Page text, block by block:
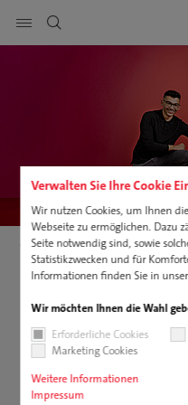
Verwalten Sie Ihre Cookie
Wir nutzen Cookies, um Ihnen
Webseite zu ermöglichen. Dazu
Seite notwendig sind, sowie
Statistikzwecken und für
Informationen finden Sie in
Wir möchten Ihnen die Wahl
Erforderliche Cookies
Marketing Cookies
Weitere Informationen
Impressum
Seitennavigation anzeigen
Nachhaltigkeit
Karriere
Unternehmen
Downloads
Ausbildung, Studium, Praktikum
Bachelor of Arts BWL-Industrie (m/
BWL-Industrie
Industrial